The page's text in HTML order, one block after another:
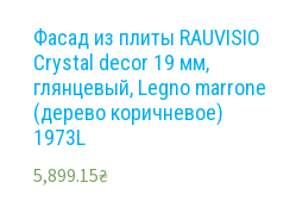
Фасад из плиты RAUVISIO
Crystal decor 19 мм,
глянцевый, Legno marrone
(дерево коричневое)
1973L
5,899.15₴